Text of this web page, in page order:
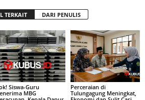
TERKAIT DARI PENULIS
Siswa-Guru
MBG
Perceraian di
Tulungagung Meningkat,